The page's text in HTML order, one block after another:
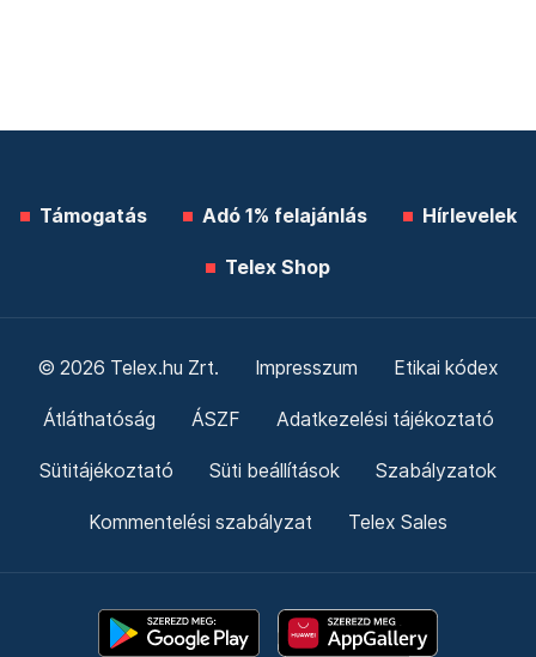
Támogatás Adó 1% felajánlás Hírlevelek
Telex Shop
© 2026 Telex.hu Zrt. Impresszum Etikai kódex
Átláthatóság ÁSZF Adatkezelési tájékoztató
Sütitájékoztató Süti beállítások Szabályzatok
Kommentelési szabályzat Telex Sales